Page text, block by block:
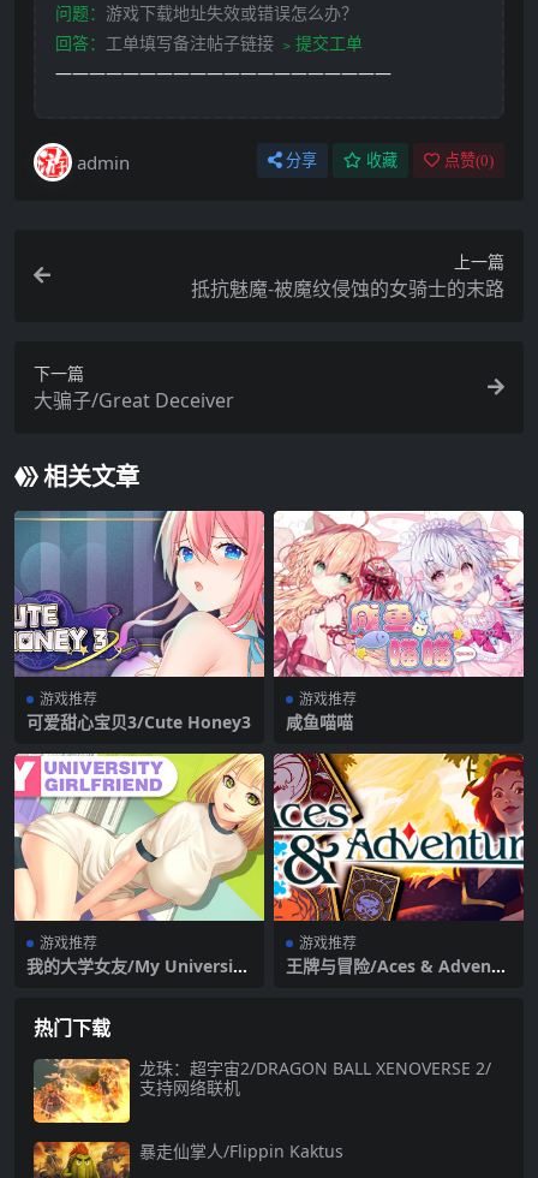
问题： 游戏下载地址失效或错误怎么办？
回答： 工单填写备注帖子链接 ﹥提交工单
————————————————————
admin 分享 收藏 点赞(0)
上一篇
抵抗魅魔-被魔纹侵蚀的女骑士的末路
下一篇
大骗子/Great Deceiver
相关文章
游戏推荐
可爱甜心宝贝3/Cute Honey3
游戏推荐
咸鱼喵喵
游戏推荐
我的大学女友/My University
游戏推荐
王牌与冒险/Aces & Adventu
热门下载
龙珠：超宇宙2/DRAGON BALL XENOVERSE 2/
支持网络联机
暴走仙掌人/Flippin Kaktus